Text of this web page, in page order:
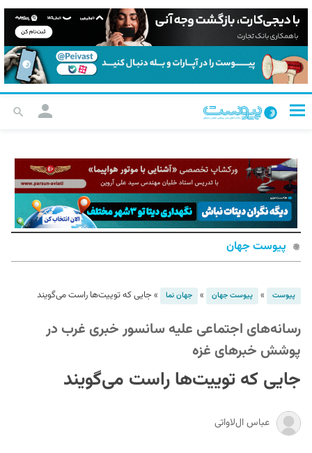
پیوست جهان
پیوست » پیوست جهان » جهان نما » جایی که توییت‌ها راست می‌گویند
رسانه‌های اجتماعی علیه سانسور خبری غرب در
پوشش خبرهای غزه
جایی که توییت‌ها راست می‌گویند
عباس ال‌لاواتی